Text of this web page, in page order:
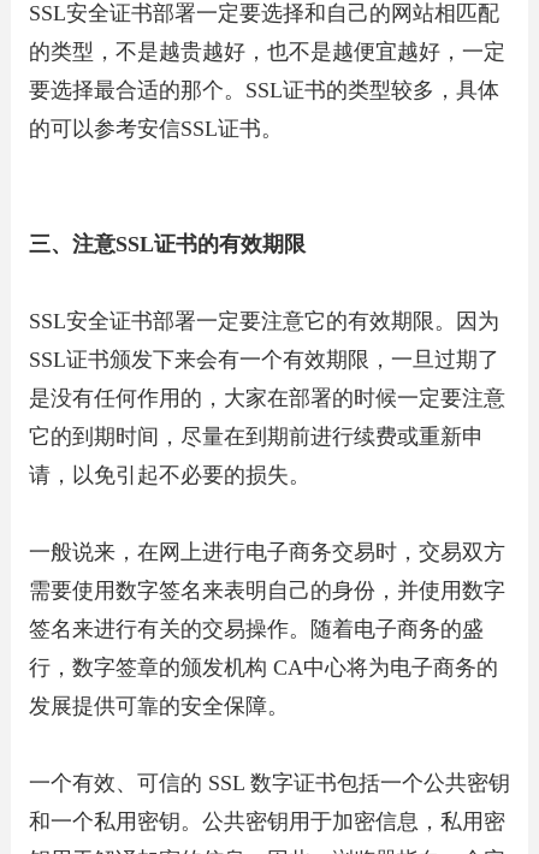
SSL安全证书部署一定要选择和自己的网站相匹配
的类型，不是越贵越好，也不是越便宜越好，一定
要选择最合适的那个。SSL证书的类型较多，具体
的可以参考安信SSL证书。
三、注意SSL证书的有效期限
SSL安全证书部署一定要注意它的有效期限。因为
SSL证书颁发下来会有一个有效期限，一旦过期了
是没有任何作用的，大家在部署的时候一定要注意
它的到期时间，尽量在到期前进行续费或重新申
请，以免引起不必要的损失。
一般说来，在网上进行电子商务交易时，交易双方
需要使用数字签名来表明自己的身份，并使用数字
签名来进行有关的交易操作。随着电子商务的盛
行，数字签章的颁发机构 CA中心将为电子商务的
发展提供可靠的安全保障。
一个有效、可信的 SSL 数字证书包括一个公共密钥
和一个私用密钥。公共密钥用于加密信息，私用密